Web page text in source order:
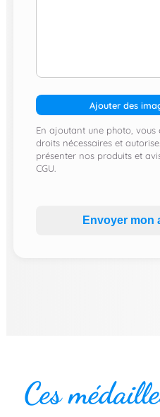
Ajouter des
En ajoutant une photo,
droits nécessaires et
présenter nos produits et
CGU.
Envoyer mon
Ces